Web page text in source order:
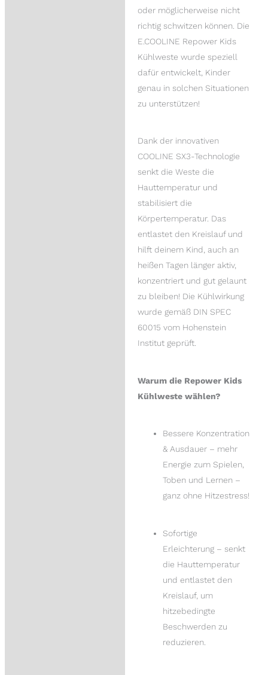
oder möglicherweise nicht
richtig schwitzen können. Die
E.COOLINE Repower Kids
Kühlweste wurde speziell
dafür entwickelt, Kinder
genau in solchen Situationen
zu unterstützen!
Dank der innovativen
COOLINE SX3-Technologie
senkt die Weste die
Hauttemperatur und
stabilisiert die
Körpertemperatur. Das
entlastet den Kreislauf und
hilft deinem Kind, auch an
heißen Tagen länger aktiv,
konzentriert und gut gelaunt
zu bleiben! Die Kühlwirkung
wurde gemäß DIN SPEC
60015 vom Hohenstein
Institut geprüft.
Warum die Repower Kids
Kühlweste wählen?
Bessere Konzentration
& Ausdauer – mehr
Energie zum Spielen,
Toben und Lernen –
ganz ohne Hitzestress!
Sofortige
Erleichterung – senkt
die Hauttemperatur
und entlastet den
Kreislauf, um
hitzebedingte
Beschwerden zu
reduzieren.